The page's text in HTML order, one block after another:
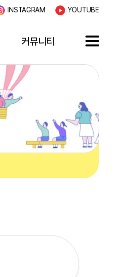
INSTAGRAM YOUTUBE
커뮤니티